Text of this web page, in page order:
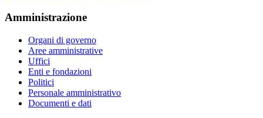
Amministrazione
Organi di governo
Aree amministrative
Uffici
Enti e fondazioni
Politici
Personale amministrativo
Documenti e dati